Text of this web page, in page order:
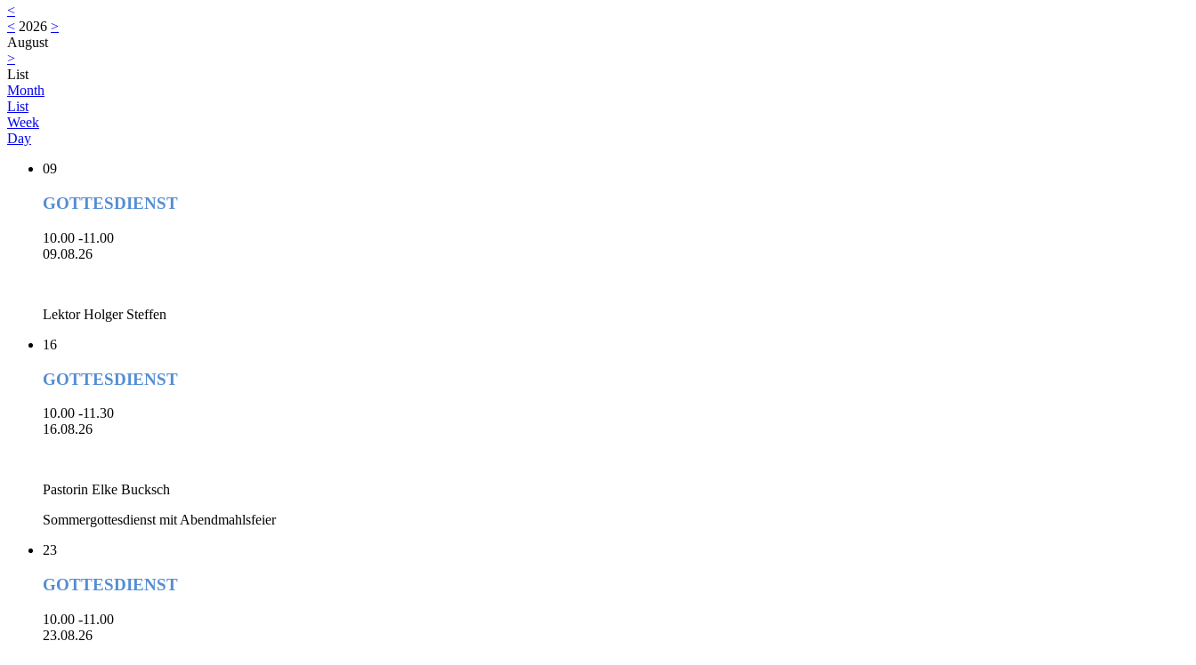
<
< 2026 >
August
>
List
Month
List
Week
Day
09
GOTTESDIENST
10.00 -11.00
09.08.26
Lektor Holger Steffen
16
GOTTESDIENST
10.00 -11.30
16.08.26
Pastorin Elke Bucksch
Sommergottesdienst mit Abendmahlsfeier
23
GOTTESDIENST
10.00 -11.00
23.08.26